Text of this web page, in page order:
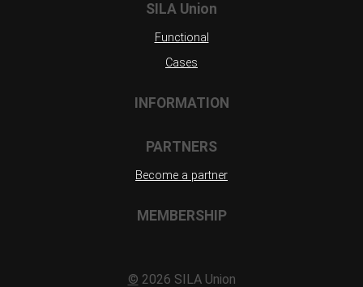
SILA Union
Functional
Cases
INFORMATION
PARTNERS
Become a partner
MEMBERSHIP
© 2026 SILA Union